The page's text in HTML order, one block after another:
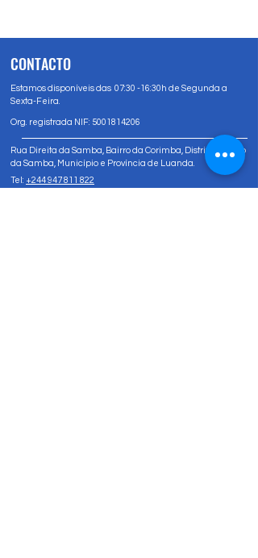
CONTACTO
Estamos disponíveis das 07:30 -16:30h de Segunda a
Sexta-Feira.
Org. registrada NIF: 5001814206
Rua Direita da Samba, Bairro da Corimba, Distrito Urbano
da Samba, Município e Província de Luanda.
Tel: +244 947 811 822